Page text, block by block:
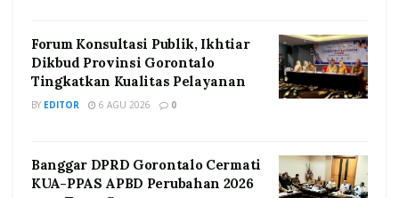
Forum Konsultasi Publik, Ikhtiar
Dikbud Provinsi Gorontalo
Tingkatkan Kualitas Pelayanan
BY EDITOR 6 AGU 2026 0
Banggar DPRD Gorontalo Cermati
KUA-PPAS APBD Perubahan 2026